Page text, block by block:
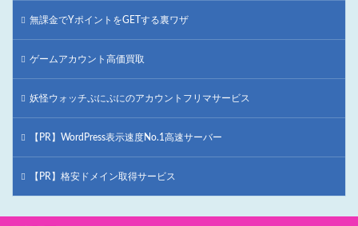
無課金でYポイントをGETする裏ワザ
ゲームアカウント高価買取
妖怪ウォッチぷにぷにのアカウントフリマサービス
【PR】WordPress表示速度No.1高速サーバー
【PR】格安ドメイン取得サービス